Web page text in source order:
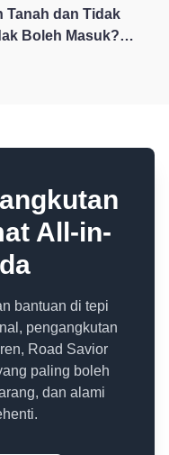
Tanah dan Tidak
Boleh Masuk?
All-in-
bantuan di tepi
pengangkutan
Road Savior
paling boleh
dan alami